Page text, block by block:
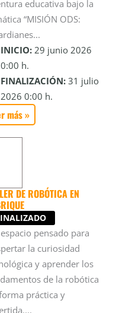
educativa bajo la
“MISIÓN ODS:
INICIO: 29 junio 2026
0:00 h.
FINALIZACIÓN: 31 julio
2026 0:00 h.
más »
DE ROBÓTICA EN
pensado para
la curiosidad
y aprender los
de la robótica
práctica y